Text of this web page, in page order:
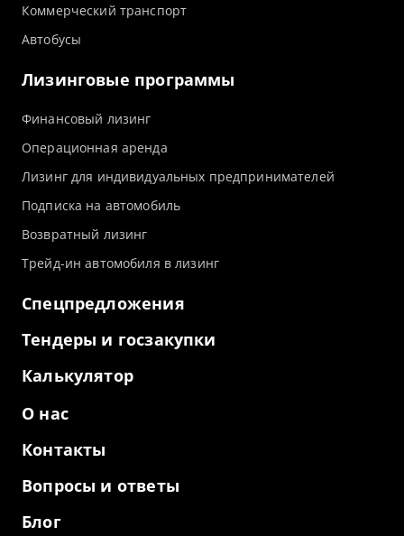
Коммерческий транспорт
Автобусы
Лизинговые программы
Финансовый лизинг
Операционная аренда
Лизинг для индивидуальных предпринимателей
Подписка на автомобиль
Возвратный лизинг
Трейд-ин автомобиля в лизинг
Спецпредложения
Тендеры и госзакупки
Калькулятор
О нас
Контакты
Вопросы и ответы
Блог